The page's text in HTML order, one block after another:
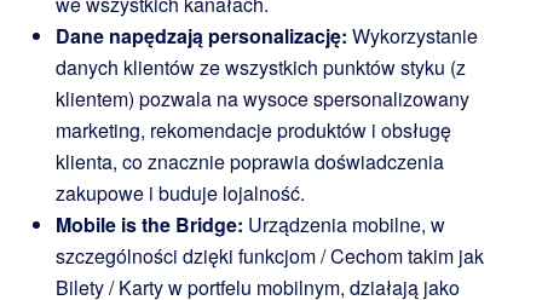
Dane napędzają personalizację: Wykorzystanie
danych klientów ze wszystkich punktów styku (z
klientem) pozwala na wysoce spersonalizowany
marketing, rekomendacje produktów i obsługę
klienta, co znacznie poprawia doświadczenia
zakupowe i buduje lojalność.
Mobile is the Bridge: Urządzenia mobilne, w
szczególności dzięki funkcjom / Cechom takim jak
Bilety / Karty w portfelu mobilnym, działają jako